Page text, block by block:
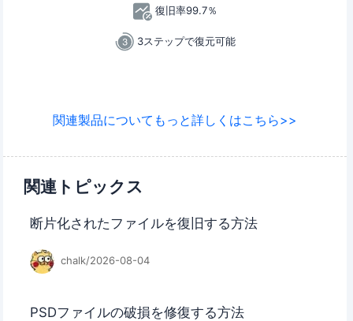
復旧率99.7％
3ステップで復元可能
関連製品についてもっと詳しくはこちら>>
関連トピックス
断片化されたファイルを復旧する方法
chalk/2026-08-04
PSDファイルの破損を修復する方法